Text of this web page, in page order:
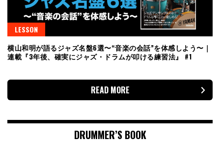
LESSON
横山和明が語るジャズ名盤6選〜“音楽の会話”を体感しよう〜｜
連載『3年後、確実にジャズ・ドラムが叩ける練習法』 #1
READ MORE
DRUMMER’S BOOK